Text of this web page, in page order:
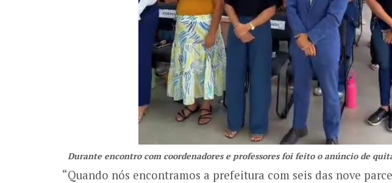
Durante encontro com coordenadores e professores foi feito o anúncio de
“Quando nós encontramos a prefeitura com seis das nove